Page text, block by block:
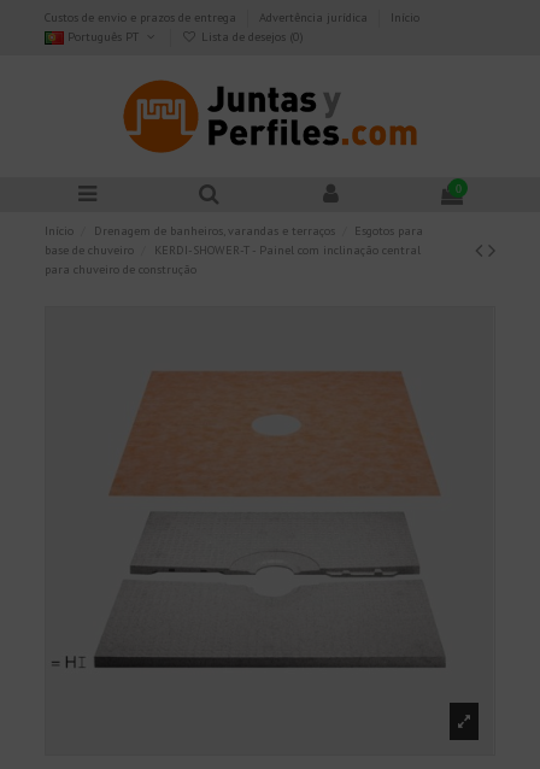
Custos de envio e prazos de entrega Advertência jurídica
Início
Português PT
Lista de desejos (0)
0
Início Drenagem de banheiros, varandas e terraços
Esgotos para
base de chuveiro
KERDI-SHOWER-T - Painel com inclinação central
para chuveiro de construção